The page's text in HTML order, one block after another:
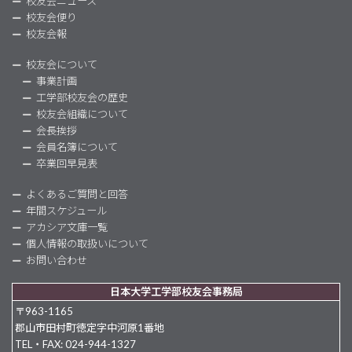
校友会便り
校友会報
校友会について
事業計画
工学部校友会の歴史
校友会組織について
会長挨拶
会員名簿について
卒業回早見表
よくあるご質問と回答
年間スケジュール
アカシア文庫一覧
個人情報の取扱いについて
お問い合わせ
日本大学工学部校友会事務局
〒963-1165
郡山市田村町徳定字中河原1番地
TEL・FAX: 024-944-1327